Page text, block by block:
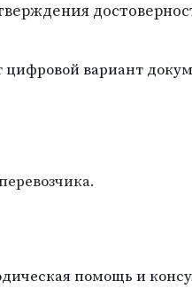
вариант
помощь и